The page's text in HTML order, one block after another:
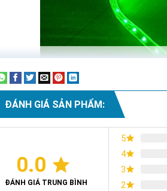
ĐÁNH GIÁ SẢN PHẨM:
0.0
ĐÁNH GIÁ TRUNG BÌNH
5
4
3
2